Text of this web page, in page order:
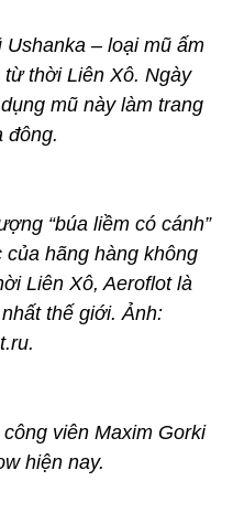
– loại mũ ấm
thời Liên Xô. Ngày
mũ này làm trang
đông.
“búa liềm có cánh”
hãng hàng không
Liên Xô, Aeroflot là
thế giới. Ảnh:
viên Maxim Gorki
hiện nay.